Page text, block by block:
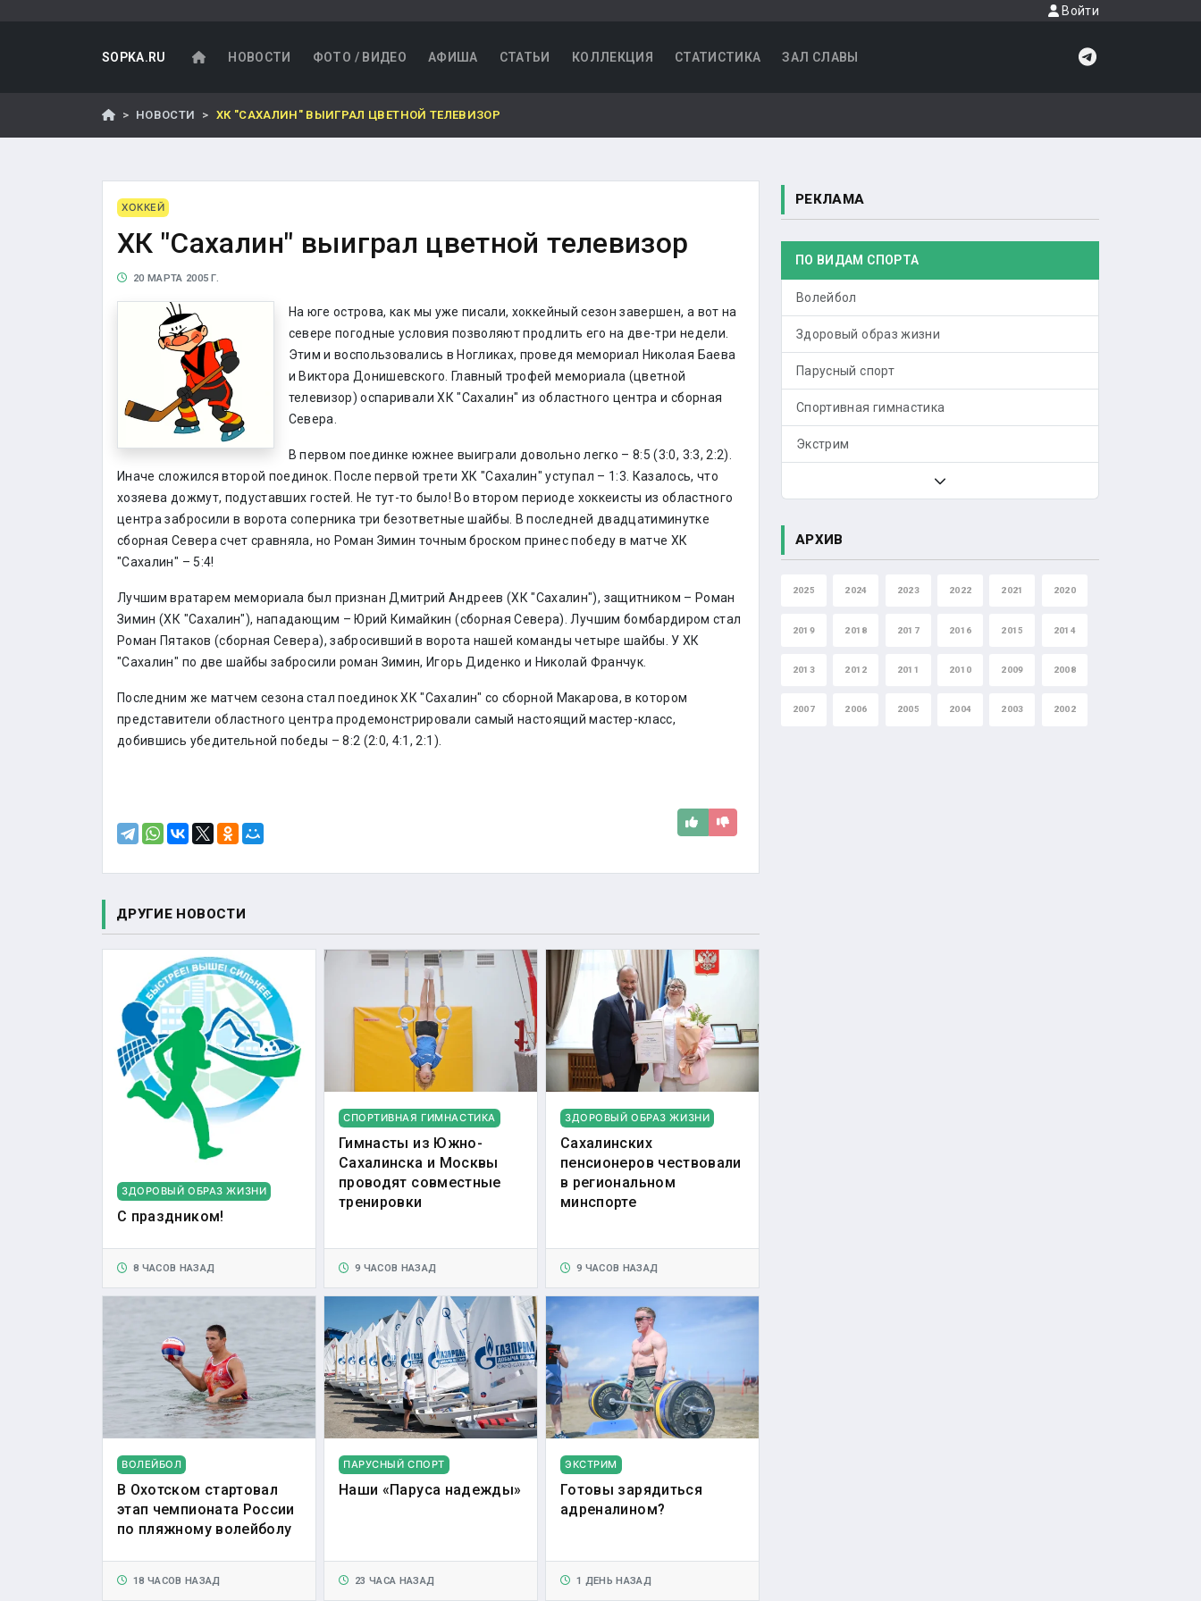
Войти
SOPKA.RU НОВОСТИ ФОТО / ВИДЕО АФИША СТАТЬИ КОЛЛЕКЦИЯ СТАТИСТИКА ЗАЛ СЛАВЫ
НОВОСТИ ХК "САХАЛИН" ВЫИГРАЛ ЦВЕТНОЙ ТЕЛЕВИЗОР
ХОККЕЙ
ХК "Сахалин" выиграл цветной телевизор
20 МАРТА 2005 Г.
На юге острова, как мы уже писали, хоккейный сезон завершен, а вот на
севере погодные условия позволяют продлить его на две-три недели.
Этим и воспользовались в Ногликах, проведя мемориал Николая Баева
и Виктора Донишевского. Главный трофей мемориала (цветной
телевизор) оспаривали ХК "Сахалин" из областного центра и сборная
Севера.
В первом поединке южнее выиграли довольно легко – 8:5 (3:0, 3:3, 2:2).
Иначе сложился второй поединок. После первой трети ХК "Сахалин" уступал – 1:3. Казалось, что
хозяева дожмут, подуставших гостей. Не тут-то было! Во втором периоде хоккеисты из областного
центра забросили в ворота соперника три безответные шайбы. В последней двадцатиминутке
сборная Севера счет сравняла, но Роман Зимин точным броском принес победу в матче ХК
"Сахалин" – 5:4!
Лучшим вратарем мемориала был признан Дмитрий Андреев (ХК "Сахалин"), защитником – Роман
Зимин (ХК "Сахалин"), нападающим – Юрий Кимайкин (сборная Севера). Лучшим бомбардиром стал
Роман Пятаков (сборная Севера), забросивший в ворота нашей команды четыре шайбы. У ХК
"Сахалин" по две шайбы забросили роман Зимин, Игорь Диденко и Николай Франчук.
Последним же матчем сезона стал поединок ХК "Сахалин" со сборной Макарова, в котором
представители областного центра продемонстрировали самый настоящий мастер-класс,
добившись убедительной победы – 8:2 (2:0, 4:1, 2:1).
ДРУГИЕ НОВОСТИ
ЗДОРОВЫЙ ОБРАЗ ЖИЗНИ
С праздником!
8 ЧАСОВ НАЗАД
СПОРТИВНАЯ ГИМНАСТИКА
Гимнасты из Южно-
Сахалинска и Москвы
проводят совместные
тренировки
9 ЧАСОВ НАЗАД
ЗДОРОВЫЙ ОБРАЗ ЖИЗНИ
Сахалинских
пенсионеров чествовали
в региональном
минспорте
9 ЧАСОВ НАЗАД
ВОЛЕЙБОЛ
В Охотском стартовал
этап чемпионата России
по пляжному волейболу
18 ЧАСОВ НАЗАД
ПАРУСНЫЙ СПОРТ
Наши «Паруса надежды»
23 ЧАСА НАЗАД
ЭКСТРИМ
Готовы зарядиться
адреналином?
1 ДЕНЬ НАЗАД
РЕКЛАМА
ПО ВИДАМ СПОРТА
Волейбол
Здоровый образ жизни
Парусный спорт
Спортивная гимнастика
Экстрим
АРХИВ
2025 2024 2023 2022 2021 2020
2019 2018 2017 2016 2015 2014
2013 2012 2011 2010 2009 2008
2007 2006 2005 2004 2003 2002